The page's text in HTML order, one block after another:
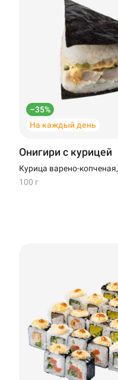
–35%
На каждый день
Онигири с курицей
Курица варено-
100 г